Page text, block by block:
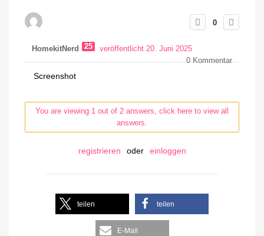
0
HomekitNerd 25
veröffentlicht 20. Juni 2025
0Kommentar
Screenshot
You are viewing 1 out of 2 answers, click here to view all
answers.
registrieren oder einloggen
teilen teilen
E-Mail